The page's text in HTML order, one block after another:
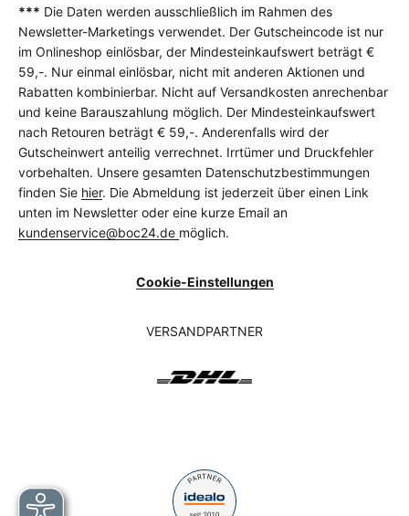
*** Die Daten werden ausschließlich im Rahmen des
Newsletter-Marketings verwendet. Der Gutscheincode ist nur
im Onlineshop einlösbar, der Mindesteinkaufswert beträgt €
59,-. Nur einmal einlösbar, nicht mit anderen Aktionen und
Rabatten kombinierbar. Nicht auf Versandkosten anrechenbar
und keine Barauszahlung möglich. Der Mindesteinkaufswert
nach Retouren beträgt € 59,-. Anderenfalls wird der
Gutscheinwert anteilig verrechnet. Irrtümer und Druckfehler
vorbehalten. Unsere gesamten Datenschutzbestimmungen
finden Sie hier. Die Abmeldung ist jederzeit über einen Link
unten im Newsletter oder eine kurze Email an
kundenservice@boc24.de möglich.
Cookie-Einstellungen
VERSANDPARTNER